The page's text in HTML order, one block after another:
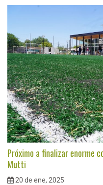
Próximo a finalizar enorme
Mutti
20 de ene, 2025